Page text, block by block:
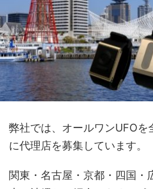
弊社では、オールワンUFOを
に代理店を募集しています。
関東・名古屋・京都・四国・